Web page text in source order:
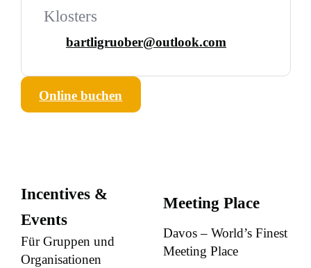
Klosters
bartligruober@outlook.com
Online buchen
Incentives &
Events
Für Gruppen und
Organisationen
Meeting Place
Davos – World’s Finest
Meeting Place